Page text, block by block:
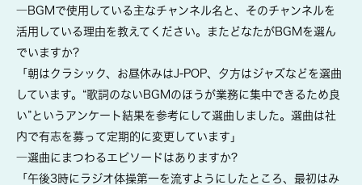
―BGMで使用している主なチャンネル名と、そのチャンネルを
活用している理由を教えてください。またどなたがBGMを選ん
でいますか?
「朝はクラシック、お昼休みはJ-POP、夕方はジャズなどを選曲
しています。“歌詞のないBGMのほうが業務に集中できるため良
い”というアンケート結果を参考にして選曲しました。選曲は社
内で有志を募って定期的に変更しています」
―選曲にまつわるエピソードはありますか?
「午後3時にラジオ体操第一を流すようにしたところ、最初はみ